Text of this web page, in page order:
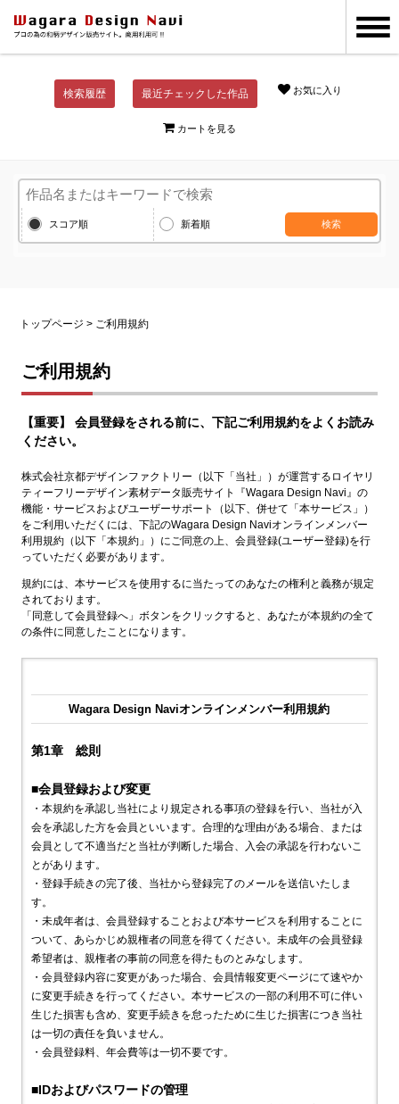
検索履歴 最近チェックした作品 お気に入り
カートを見る
スコア順 新着順 検索
トップページ > ご利用規約
ご利用規約
【重要】 会員登録をされる前に、下記ご利用規約をよくお読み
ください。
株式会社京都デザインファクトリー（以下「当社」）が運営するロイヤリ
ティーフリーデザイン素材データ販売サイト『Wagara Design Navi』の
機能・サービスおよびユーザーサポート（以下、併せて「本サービス」）
をご利用いただくには、下記のWagara Design Naviオンラインメンバー
利用規約（以下「本規約」）にご同意の上、会員登録(ユーザー登録)を行
っていただく必要があります。
規約には、本サービスを使用するに当たってのあなたの権利と義務が規定
されております。
「同意して会員登録へ」ボタンをクリックすると、あなたが本規約の全て
の条件に同意したことになります。
Wagara Design Naviオンラインメンバー利用規約
第1章 総則
■会員登録および変更
・本規約を承認し当社により規定される事項の登録を行い、当社が入
会を承認した方を会員といいます。合理的な理由がある場合、または
会員として不適当だと当社が判断した場合、入会の承認を行わないこ
とがあります。
・登録手続きの完了後、当社から登録完了のメールを送信いたしま
す。
・未成年者は、会員登録することおよび本サービスを利用することに
ついて、あらかじめ親権者の同意を得てください。未成年の会員登録
希望者は、親権者の事前の同意を得たものとみなします。
・会員登録内容に変更があった場合、会員情報変更ページにて速やか
に変更手続きを行ってください。本サービスの一部の利用不可に伴い
生じた損害も含め、変更手続きを怠ったために生じた損害につき当社
は一切の責任を負いません。
・会員登録料、年会費等は一切不要です。
■IDおよびパスワードの管理